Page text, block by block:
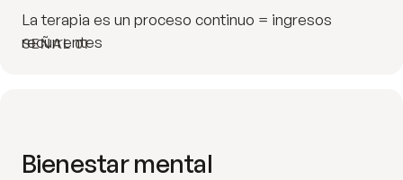
SEÑAL 01
La terapia es un proceso continuo = ingresos
recurrentes
Bienestar mental